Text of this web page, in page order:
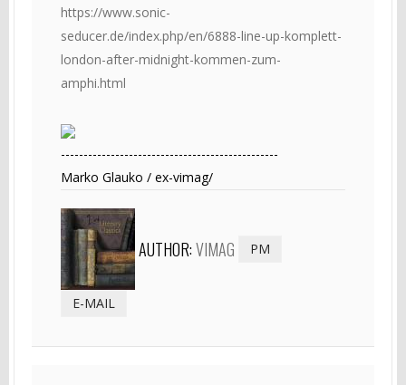
https://www.sonic-
seducer.de/index.php/en/6888-line-up-komplett-
london-after-midnight-kommen-zum-
amphi.html
------------------------------------------------
Marko Glauko / ex-vimag/
AUTHOR:VIMAG PM
E-MAIL